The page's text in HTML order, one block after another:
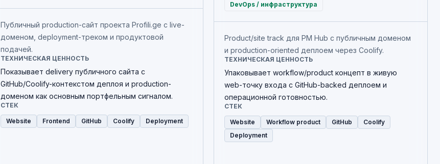
Публичный production-сайт проекта Profili.ge с live-
доменом, deployment-треком и продуктовой
подачей.
ТЕХНИЧЕСКАЯ ЦЕННОСТЬ
Показывает delivery публичного сайта с
GitHub/Coolify-контекстом деплоя и production-
доменом как основным портфельным сигналом.
СТЕК
Website Frontend GitHub Coolify Deployment
DevOps / инфраструктура
Product/site track для PM Hub с публичным доменом
и production-oriented деплоем через Coolify.
ТЕХНИЧЕСКАЯ ЦЕННОСТЬ
Упаковывает workflow/product концепт в живую
web-точку входа с GitHub-backed деплоем и
операционной готовностью.
СТЕК
Website Workflow product GitHub
Coolify
Deployment